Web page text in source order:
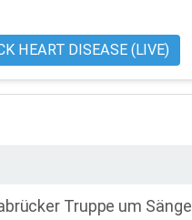
HEART DISEASE (LIVE)
Truppe um